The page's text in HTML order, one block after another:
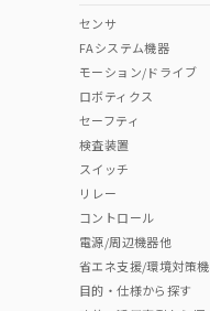
センサ
FAシステム機器
モーション/ドライブ
ロボティクス
セーフティ
検査装置
スイッチ
リレー
コントロール
電源/周辺機器他
省エネ支援/環境対策
目的・仕様から探す